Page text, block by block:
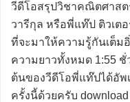
วีดีโอสรุปวิชาคณิตศาสต
วารีกุล หรือพี่แท๊ป ติวเต
ที่จะมาให้ความรู้กันเต็
ความยาวทั้งหมด 1:55 ชั่
ต้นของวีดีโอพี่แท๊ปได้อัพ
ครั้งนี้ด้วยครับ